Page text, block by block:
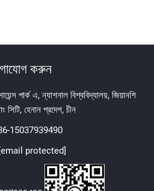
করুন
পার্ক এ, ন্যাশনাল বিশ্ববিদ্যালয়, জিয়ানশি
সিটি, হেনান প্রদেশ, চীন
15037939490
[email protected]